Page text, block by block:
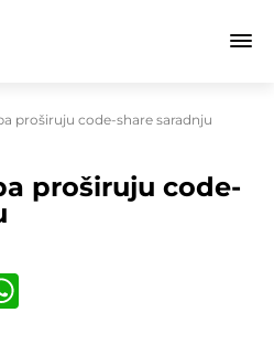
proširuju code-share saradnju
proširuju code-